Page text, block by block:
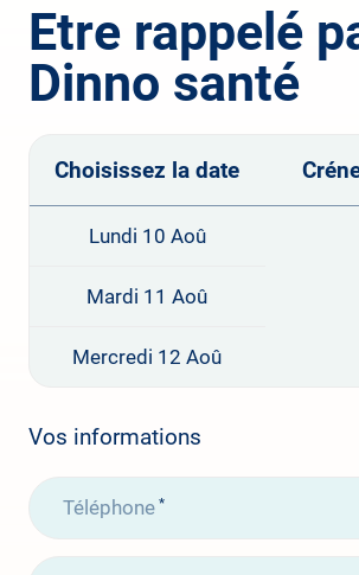
Etre rappelé
Dinno santé
Choisissez la date
Lundi 10 Aoû
Mardi 11 Aoû
Mercredi 12 Aoû
Vos informations
Téléphone